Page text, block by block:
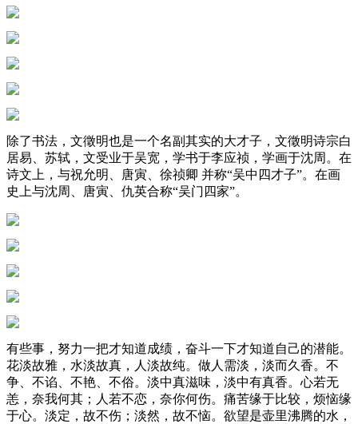
除了书法，文徵明也是一个名副其实的大才子，文徵明诗宗白
居易、苏轼，文受业于吴宽，学书于李应祯，学画于沈周。在
诗文上，与祝允明、唐寅、徐祯卿 并称“吴中四才子”。在画
史上与沈周、唐寅、仇英合称“吴门四家”。
有些事，努力一把才知道成绩，奋斗一下才知道自己的潜能。
花淡故雅，水淡故真，人淡故纯。做人需淡，淡而久香。不
争、不谄、不艳、不俗。淡中真滋味，淡中有真香。心若无
恙，奈我何其；人若不恋，奈你何伤。痛苦缘于比较，烦恼缘
于心。淡定，故不伤；淡然，故不恼。欲望是壶里沸腾的水，